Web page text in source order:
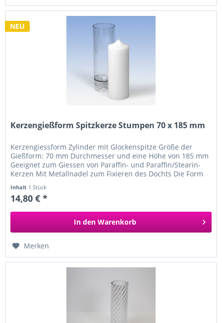
NEU
Kerzengießform Spitzkerze Stumpen 70 x 185 mm
Kerzengiessform Zylinder mit Glockenspitze Größe der
Gießform: 70 mm Durchmesser und eine Höhe von 185 mm
Geeignet zum Giessen von Paraffin- und Paraffin/Stearin-
Kerzen Mit Metallnadel zum Fixieren des Dochts Die Form
Inhalt 1 Stück
14,80 € *
In den Warenkorb
Merken